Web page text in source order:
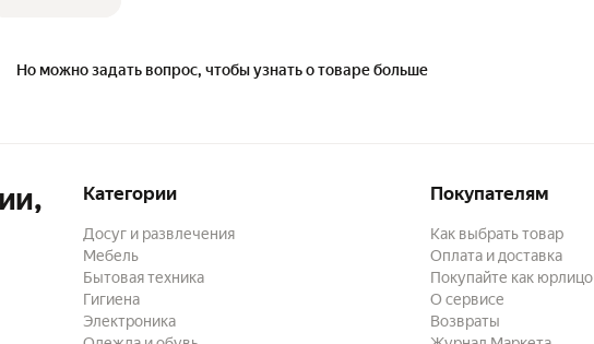
Но можно задать вопрос, чтобы узнать о товаре больше
Категории
Досуг и развлечения
Мебель
Бытовая техника
Гигиена
Электроника
Покупателям
Как выбрать товар
Оплата и доставка
Покупайте как юрлицо
О сервисе
Возвраты